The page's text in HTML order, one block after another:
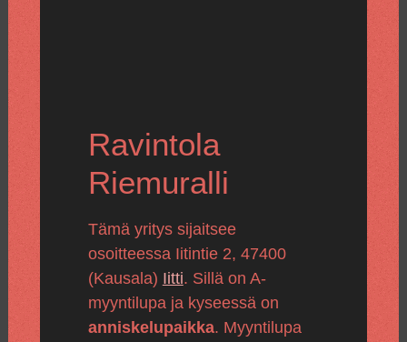
Ravintola
Riemuralli
Tämä yritys sijaitsee
osoitteessa Iitintie 2, 47400
(Kausala) Iitti. Sillä on A-
myyntilupa ja kyseessä on
anniskelupaikka. Myyntilupa